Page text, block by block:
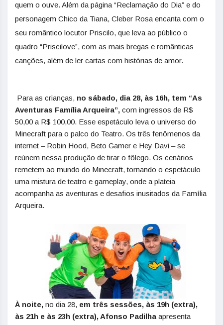
quem o ouve. Além da página “Reclamação do Dia” e do
personagem Chico da Tiana, Cleber Rosa encanta com o
seu romântico locutor Priscilo, que leva ao público o
quadro “Priscilove”, com as mais bregas e românticas
canções, além de ler cartas com histórias de amor.
Para as crianças, no sábado, dia 28, às 16h, tem “As
Aventuras Família Arqueira”, com ingressos de R$
50,00 a R$ 100,00. Esse espetáculo leva o universo do
Minecraft para o palco do Teatro. Os três fenômenos da
internet – Robin Hood, Beto Gamer e Hey Davi – se
reúnem nessa produção de tirar o fôlego. Os cenários
remetem ao mundo do Minecraft, tornando o espetáculo
uma mistura de teatro e gameplay, onde a plateia
acompanha as aventuras e desafios inusitados da Família
Arqueira.
À noite, no dia 28, em três sessões, às 19h (extra),
às 21h e às 23h (extra), Afonso Padilha apresenta